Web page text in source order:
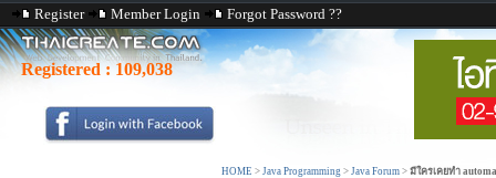
Register Member Login Forgot Password ??
Registered : 109,038
HOME > Java Programming > Java Forum > มีใครเคยทำ